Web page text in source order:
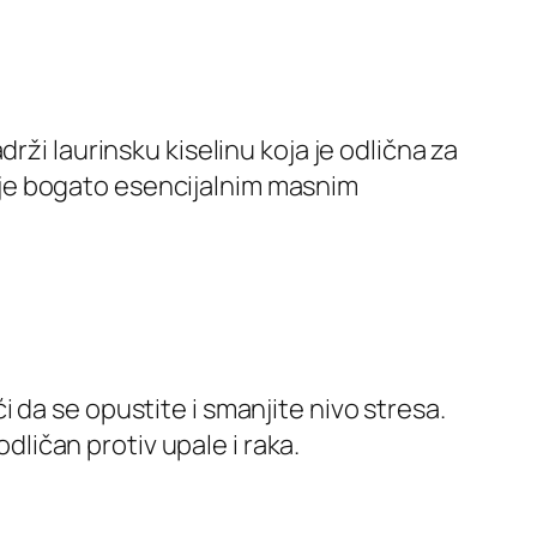
laurinsku kiselinu koja je odlična za
bogato esencijalnim masnim
da se opustite i smanjite nivo stresa.
protiv upale i raka.